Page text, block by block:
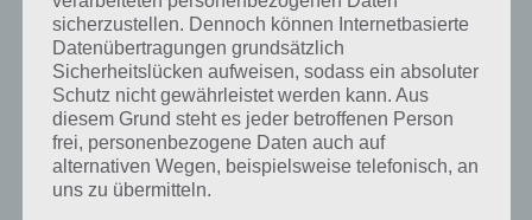
Darum geht es bei 94%
Was ist 94%? In der App 94% musst du auf Basis eines Bildes oder
einer Aussage die Antworten herausfinden, die von anderen Spielern
am häufigsten genannt worden sind. Nur so kannst du das nächste
Level freischalten. Zusammenaddiert ergeben alle Antworten 94
sicherzustellen. Dennoch können Internetbasierte
Datenübertragungen grundsätzlich
Sicherheitslücken aufweisen, sodass ein absoluter
Schutz nicht gewährleistet werden kann. Aus
diesem Grund steht es jeder betroffenen Person
frei, personenbezogene Daten auch auf
alternativen Wegen, beispielsweise telefonisch, an
uns zu übermitteln.